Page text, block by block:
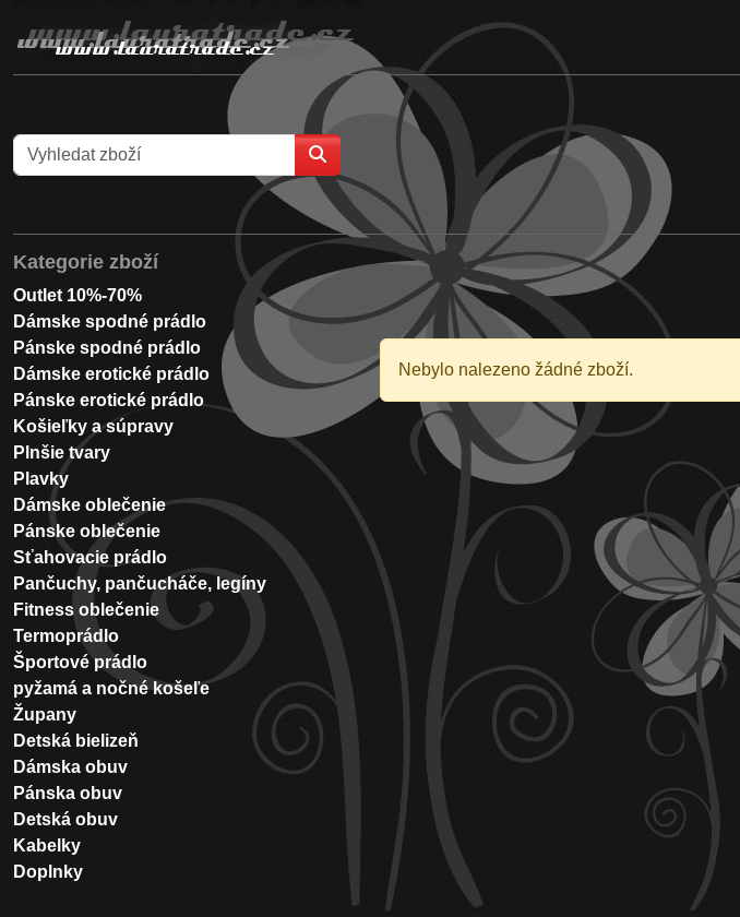
Nebylo nalezeno žádné zboží.
Kategorie zboží
Outlet 10%-70%
Dámske spodné prádlo
Pánske spodné prádlo
Dámske erotické prádlo
Pánske erotické prádlo
Košieľky a súpravy
Plnšie tvary
Plavky
Dámske oblečenie
Pánske oblečenie
Sťahovacie prádlo
Pančuchy, pančucháče, legíny
Fitness oblečenie
Termoprádlo
Športové prádlo
pyžamá a nočné košeľe
Župany
Detská bielizeň
Dámska obuv
Pánska obuv
Detská obuv
Kabelky
Doplnky